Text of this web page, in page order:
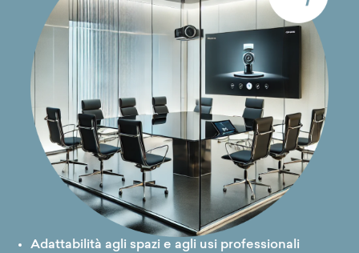
Adattabilità agli spazi e agli usi professionali